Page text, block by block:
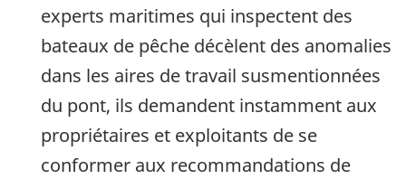
experts maritimes qui inspectent des
bateaux de pêche décèlent des anomalies
dans les aires de travail susmentionnées
du pont, ils demandent instamment aux
propriétaires et exploitants de se
conformer aux recommandations de